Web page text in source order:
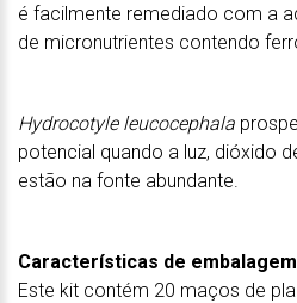
é facilmente remediado com a
de micronutrientes contendo
Hydrocotyle leucocephala
potencial quando a luz, dióxido
estão na fonte abundante.
Características de
Este kit contém 20 maços de